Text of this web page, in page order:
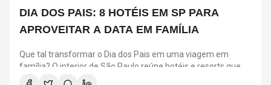
DIA DOS PAIS: 8 HOTÉIS EM SP PARA
APROVEITAR A DATA EM FAMÍLIA
Que tal transformar o Dia dos Pais em uma viagem em
família? O interior de São Paulo reúne hotéis e resorts que
combinam conforto, natureza, gastronomia e atividades